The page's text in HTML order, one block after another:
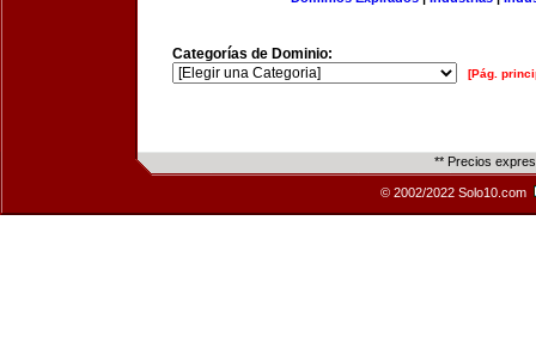
Categorías de Dominio:
[Pág.
** Precios
© 2002/2022 Solo10.com